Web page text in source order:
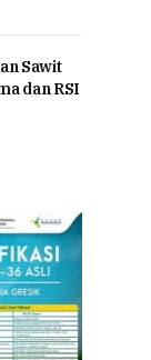
Sawit
dan RSI